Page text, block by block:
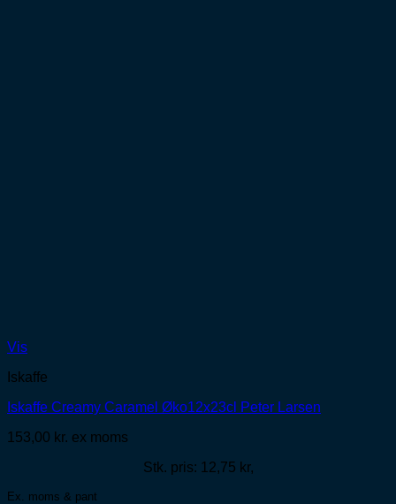
Vis
Iskaffe
Iskaffe Creamy Caramel Øko12x23cl Peter Larsen
153,00 kr. ex moms
Stk. pris: 12,75 kr,
Ex. moms & pant